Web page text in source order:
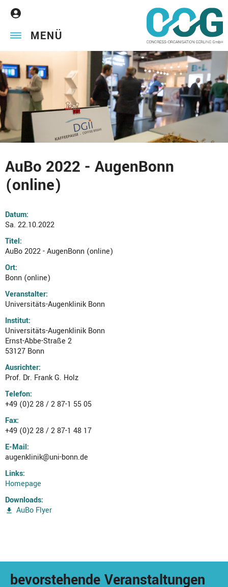
MENÜ
AuBo 2022 - AugenBonn
(online)
Datum:
Sa. 22.10.2022
Titel:
AuBo 2022 - AugenBonn (online)
Ort:
Bonn (online)
Veranstalter:
Universitäts-Augenklinik Bonn
Institut:
Universitäts-Augenklinik Bonn
Ernst-Abbe-Straße 2
53127 Bonn
Ausrichter:
Prof. Dr. Frank G. Holz
Telefon:
+49 (0)2 28 / 2 87-1 55 05
Fax:
+49 (0)2 28 / 2 87-1 48 17
E-Mail:
augenklinik@uni-bonn.de
Links:
Homepage
Downloads:
AuBo Flyer
bevorstehende Veranstaltungen